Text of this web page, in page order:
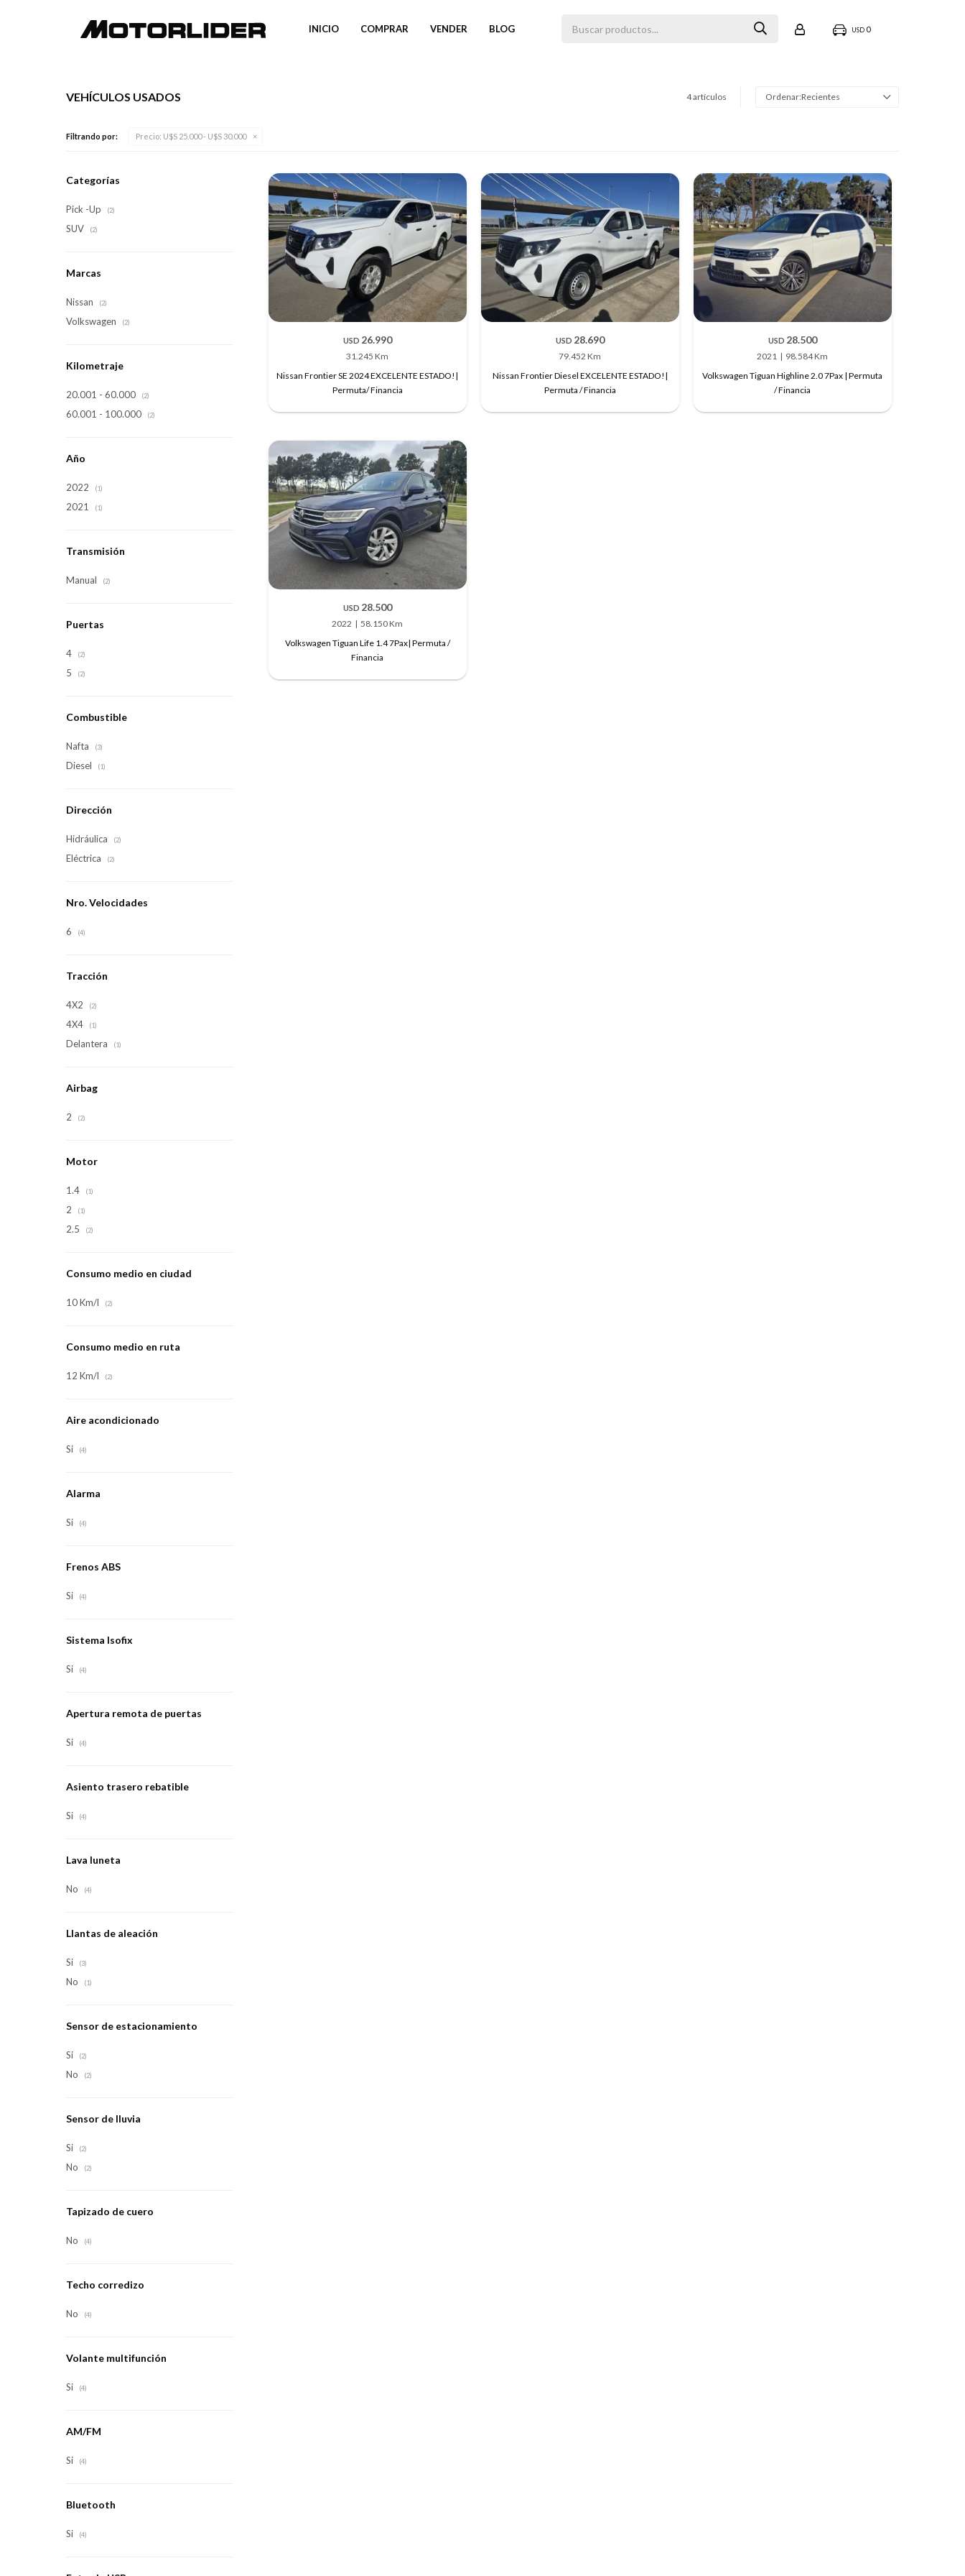
INICIO COMPRAR VENDER BLOG USD 0
VEHÍCULOS USADOS 4 artículos Recientes
Filtrando por: Precio: U$S 25.000 - U$S 30.000
USD 26.990
31.245 Km
Nissan Frontier SE 2024 EXCELENTE ESTADO!|
Permuta/ Financia
USD 28.690
79.452 Km
Nissan Frontier Diesel EXCELENTE ESTADO!|
Permuta / Financia
USD 28.500
2021
98.584 Km
Volkswagen Tiguan Highline 2.0 7Pax | Permuta
/ Financia
USD 28.500
2022
58.150 Km
Volkswagen Tiguan Life 1.4 7Pax| Permuta /
Financia
Categorías
Pick -Up (2)
SUV (2)
Marcas
Nissan (2)
Volkswagen (2)
Kilometraje
20.001 - 60.000 (2)
60.001 - 100.000 (2)
Año
2022 (1)
2021 (1)
Transmisión
Manual (2)
Puertas
4 (2)
5 (2)
Combustible
Nafta (3)
Diesel (1)
Dirección
Hidráulica (2)
Eléctrica (2)
Nro. Velocidades
6 (4)
Tracción
4X2 (2)
4X4 (1)
Delantera (1)
Airbag
2 (2)
Motor
1.4 (1)
2 (1)
2.5 (2)
Consumo medio en ciudad
10 Km/l (2)
Consumo medio en ruta
12 Km/l (2)
Aire acondicionado
Si (4)
Alarma
Si (4)
Frenos ABS
Si (4)
Sistema Isofix
Si (4)
Apertura remota de puertas
Si (4)
Asiento trasero rebatible
Si (4)
Lava luneta
No (4)
Llantas de aleación
Si (3)
No (1)
Sensor de estacionamiento
Si (2)
No (2)
Sensor de lluvia
Si (2)
No (2)
Tapizado de cuero
No (4)
Techo corredizo
No (4)
Volante multifunción
Si (4)
AM/FM
Si (4)
Bluetooth
Si (4)